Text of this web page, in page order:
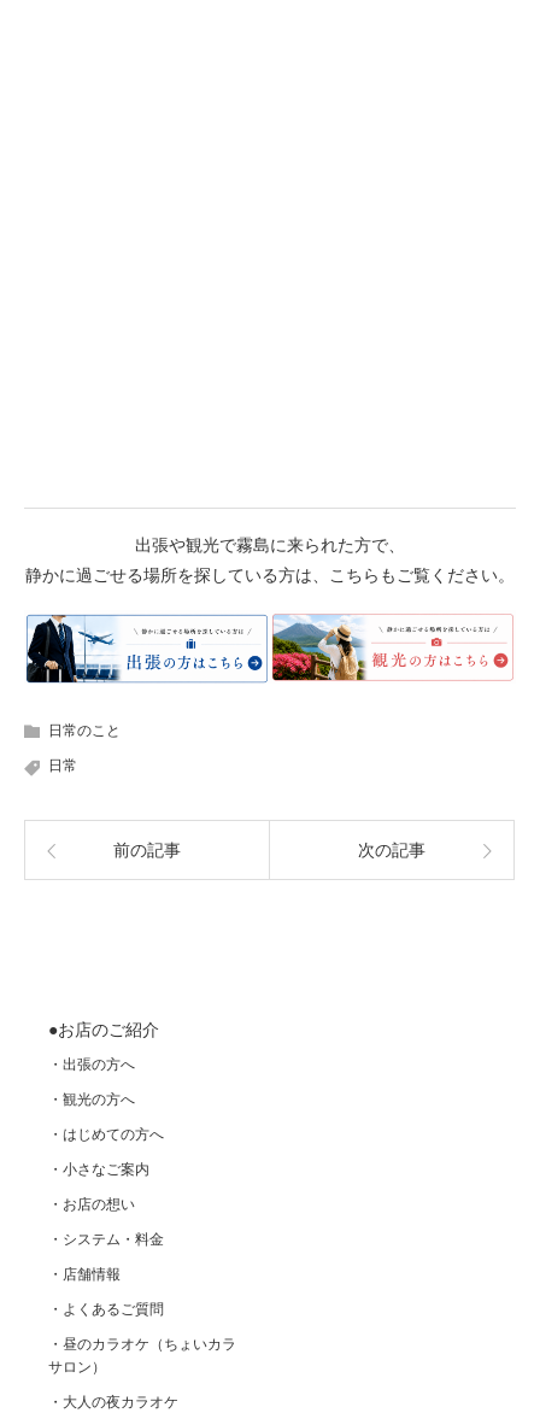
出張や観光で霧島に来られた方で、
静かに過ごせる場所を探している方は、こちらもご覧ください。
日常のこと
日常
前の記事 次の記事
●お店のご紹介
・出張の方へ
・観光の方へ
・はじめての方へ
・小さなご案内
・お店の想い
・システム・料金
・店舗情報
・よくあるご質問
・昼のカラオケ（ちょいカラ
サロン）
・大人の夜カラオケ